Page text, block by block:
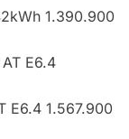
1.390.900
E6.4
E6.4 1.567.900